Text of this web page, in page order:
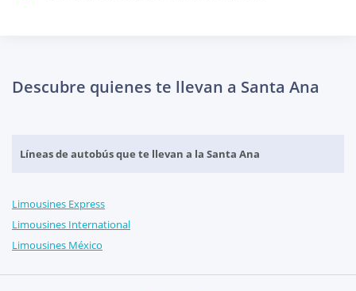
Descubre quienes te llevan a Santa Ana
Líneas de autobús que te llevan a la Santa Ana
Limousines Express
Limousines International
Limousines México